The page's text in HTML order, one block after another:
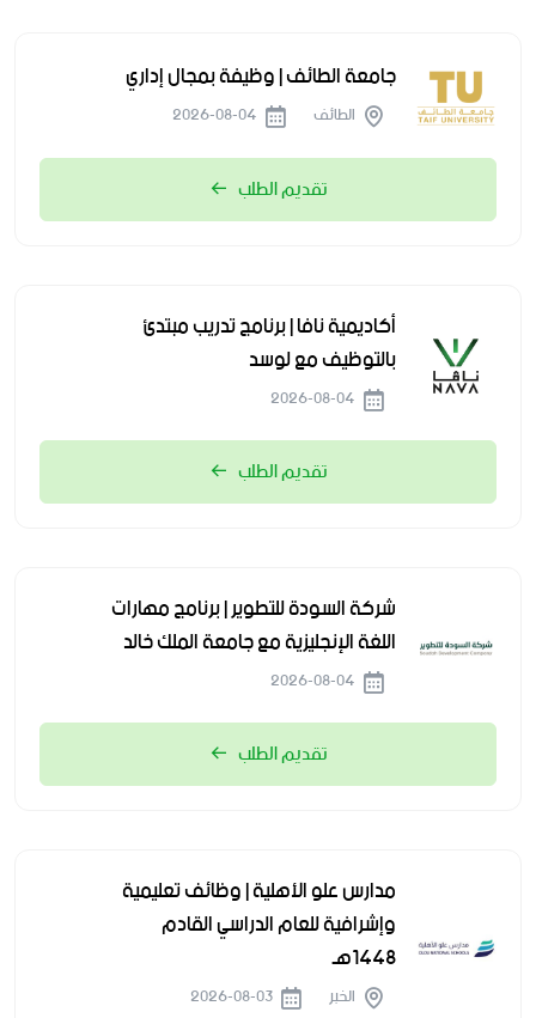
جامعة الطائف | وظيفة بمجال إداري
الطائف
تقديم الطلب
أكاديمية نافا | برنامج تدريب مبتدئ
بالتوظيف مع لوسد
تقديم الطلب
شركة السودة للتطوير | برنامج مهارات
اللغة الإنجليزية مع جامعة الملك خالد
تقديم الطلب
مدارس علو الأهلية | وظائف تعليمية
وإشرافية للعام الدراسي القادم
1448هـ
الخبر